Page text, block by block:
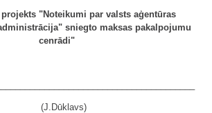
"Noteikumi par valsts aģentūras
sniegto maksas pakalpojumu
cenrādi"
(J.Dūklavs)